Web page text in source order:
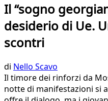
Il “sogno
desiderio di Ue.
scontri
di Nello Scavo
Il timore dei rinforzi da
notte di manifestazioni si